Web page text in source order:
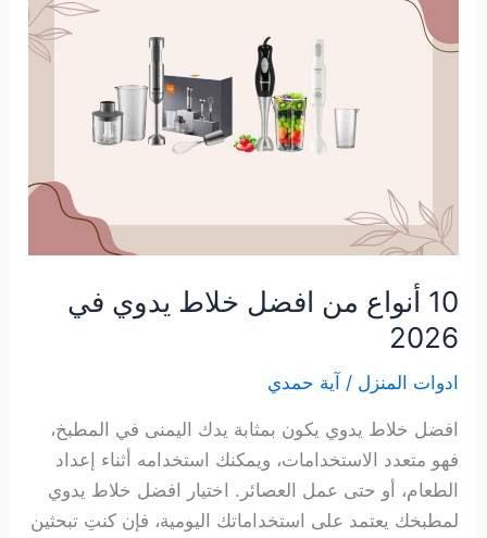
بودي
الأكثر
10 أنواع من افضل خلاط يدوي في
2026
ادوات المنزل / آية حمدي
افضل خلاط يدوي يكون بمثابة يدك اليمنى في المطبخ،
فهو متعدد الاستخدامات، ويمكنك استخدامه أثناء إعداد
الطعام، أو حتى عمل العصائر. اختيار افضل خلاط يدوي
لمطبخك يعتمد على استخداماتك اليومية، فإن كنتِ تبحثين